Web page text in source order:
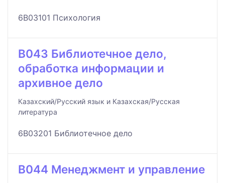
6B03101 Психология
B043 Библиотечное дело,
обработка информации и
архивное дело
Казахский/Русский язык и Казахская/Русская
литература
6B03201 Библиотечное дело
B044 Менеджмент и управление